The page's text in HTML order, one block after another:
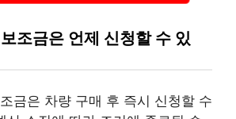
조금은 언제 신청할 수 있
금은 차량 구매 후 즉시 신청할 수